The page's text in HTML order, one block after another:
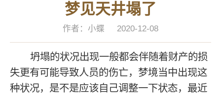
梦见天井塌了
作者：小蝶 2020-12-08
坍塌的状况出现一般都会伴随着财产的损
失更有可能导致人员的伤亡，梦境当中出现这
种状况，是不是应该自己调整一下状态，最近